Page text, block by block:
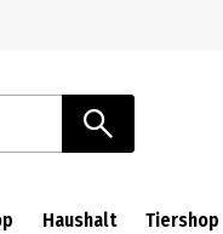
Haushalt Tiershop